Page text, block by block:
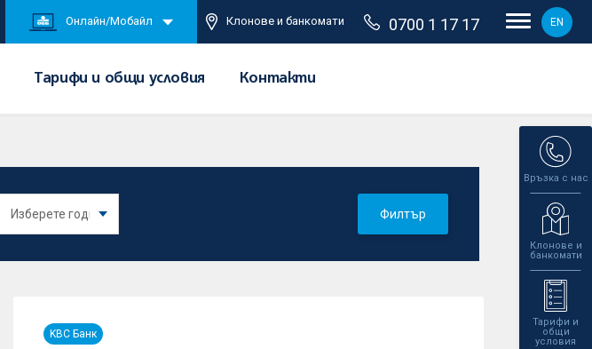
Онлайн/Мобайл Клонове и банкомати 0700 1 17 17 EN
Тарифи и общи условия Контакти
Връзка с нас
Клонове и
банкомати
Тарифи и
общи
условия
Филтър
KBC Банк